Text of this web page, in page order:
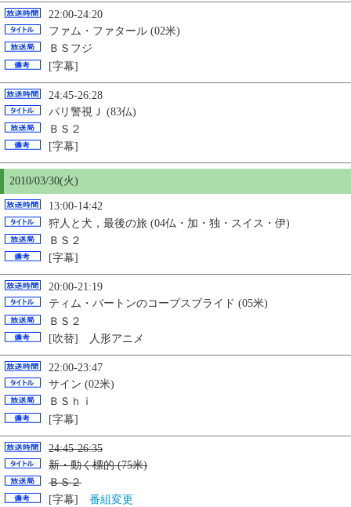
22:00-24:20
ファム・ファタール (02米)
ＢＳフジ
[字幕]
24:45-26:28
パリ警視Ｊ (83仏)
ＢＳ２
[字幕]
2010/03/30(火)
13:00-14:42
狩人と犬，最後の旅 (04仏・加・独・スイス・伊)
ＢＳ２
[字幕]
20:00-21:19
ティム・バートンのコープスブライド (05米)
ＢＳ２
[吹替] 人形アニメ
22:00-23:47
サイン (02米)
ＢＳｈｉ
[字幕]
24:45-26:35
新・動く標的 (75米)
ＢＳ２
[字幕] 番組変更